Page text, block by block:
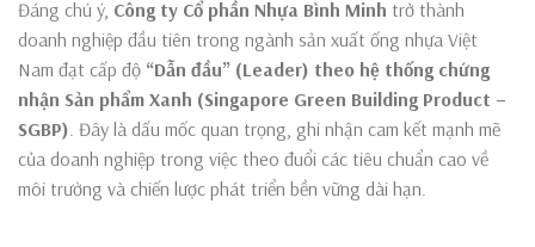
Đáng chú ý, Công ty Cổ phần Nhựa Bình Minh trở thành
doanh nghiệp đầu tiên trong ngành sản xuất ống nhựa Việt
Nam đạt cấp độ “Dẫn đầu” (Leader) theo hệ thống chứng
nhận Sản phẩm Xanh (Singapore Green Building Product –
SGBP). Đây là dấu mốc quan trọng, ghi nhận cam kết mạnh mẽ
của doanh nghiệp trong việc theo đuổi các tiêu chuẩn cao về
môi trường và chiến lược phát triển bền vững dài hạn.